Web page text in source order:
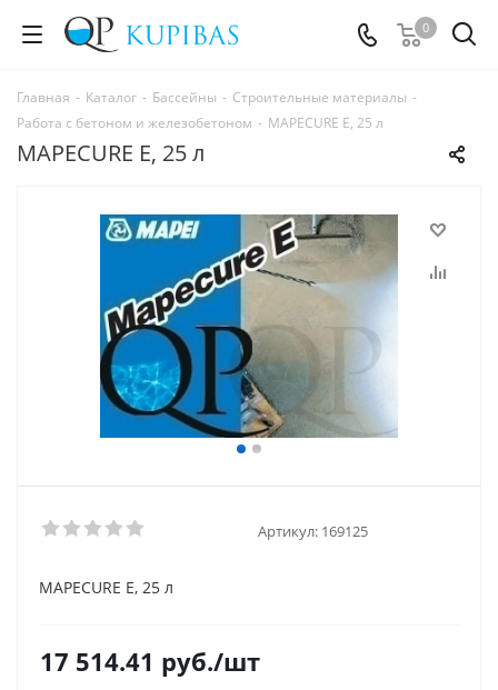
0
Главная - Каталог - Бассейны - Строительные материалы -
Работа с бетоном и железобетоном - MAPECURE E, 25 л
MAPECURE E, 25 л
Артикул: 169125
MAPECURE E, 25 л
17 514.41 руб./шт